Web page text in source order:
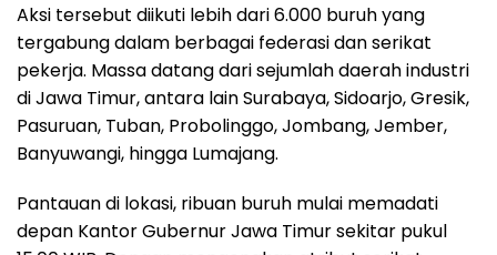
Aksi tersebut diikuti lebih dari 6.000 buruh yang
tergabung dalam berbagai federasi dan serikat
pekerja. Massa datang dari sejumlah daerah industri
di Jawa Timur, antara lain Surabaya, Sidoarjo, Gresik,
Pasuruan, Tuban, Probolinggo, Jombang, Jember,
Banyuwangi, hingga Lumajang.
Pantauan di lokasi, ribuan buruh mulai memadati
depan Kantor Gubernur Jawa Timur sekitar pukul